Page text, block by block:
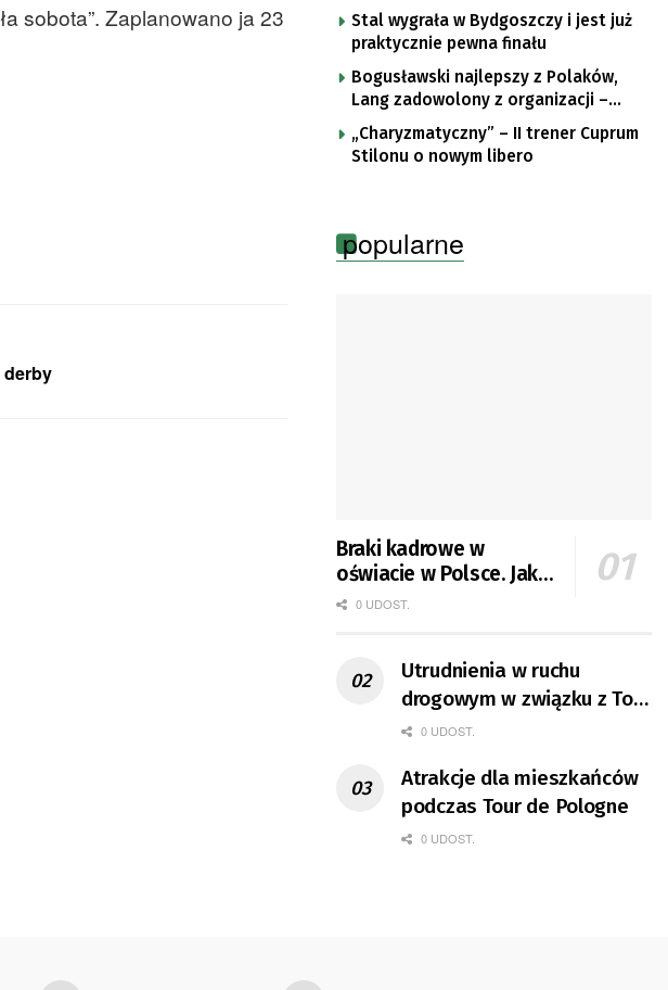
sobota”. Zaplanowano ja 23
derby
Stal wygrała w Bydgoszczy i jest już
praktycznie pewna finału
Bogusławski najlepszy z Polaków,
Lang zadowolony z organizacji –
komentarze po trzecim etapie Tour
de Pologne
„Charyzmatyczny” – II trener Cuprum
Stilonu o nowym libero
popularne
Braki kadrowe w
oświacie w Polsce. Jak
jest w Gorzowie?
0 UDOST.
Utrudnienia w ruchu
drogowym w związku z Tour
de Pologne
0 UDOST.
Atrakcje dla mieszkańców
podczas Tour de Pologne
0 UDOST.